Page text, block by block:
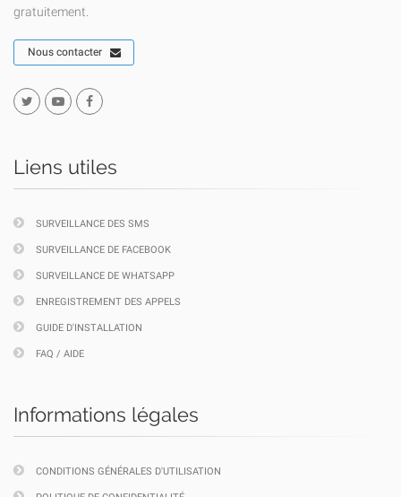
gratuitement.
Nous contacter
Liens utiles
SURVEILLANCE DES SMS
SURVEILLANCE DE FACEBOOK
SURVEILLANCE DE WHATSAPP
ENREGISTREMENT DES APPELS
GUIDE D'INSTALLATION
FAQ / AIDE
Informations légales
CONDITIONS GÉNÉRALES D'UTILISATION